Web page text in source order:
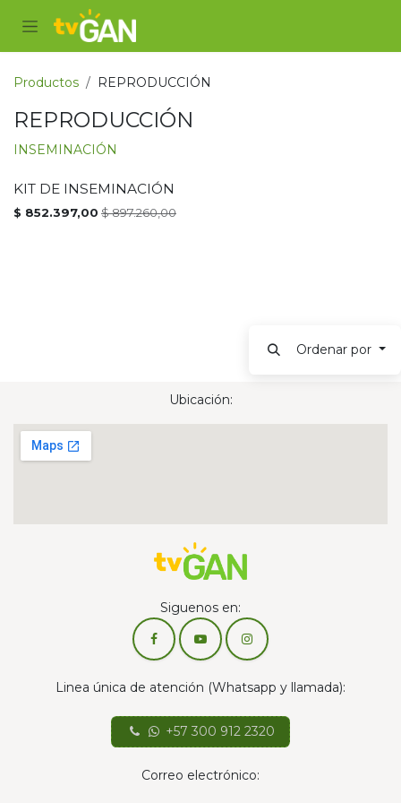
Productos REPRODUCCIÓN
REPRODUCCIÓN
INSEMINACIÓN
PROMOCIÓN
KIT DE INSEMINACIÓN
$ 852.397,00 $897.260,00
Ordenar por
Ubicación:
Siguenos en:
Linea única de atención (Whatsapp y llamada):
+57 300 912 2320
Correo electrónico: